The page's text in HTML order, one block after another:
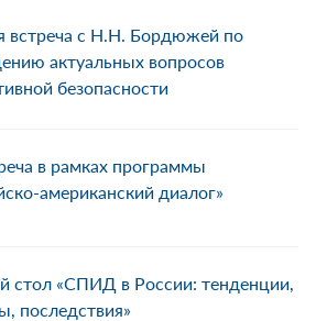
встреча с Н.Н. Бордюжей по
актуальных вопросов
безопасности
в рамках программы
американский диалог»
стол «СПИД в России: тенденции,
последствия»